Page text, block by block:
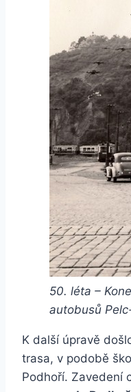
50. léta –
autobusů
K další úpravě
trasa, v podobě
Podhoří. Zavedení